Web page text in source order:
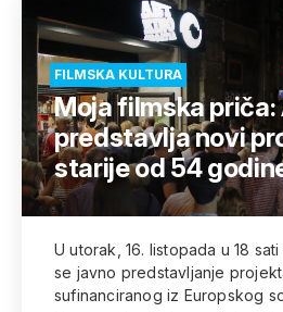
FILMSKA KULTURA
Moja filmska
predstavlja novi
starije od 54
U utorak, 16. listopada u 18
se javno predstavljanje
sufinanciranog iz Europskog